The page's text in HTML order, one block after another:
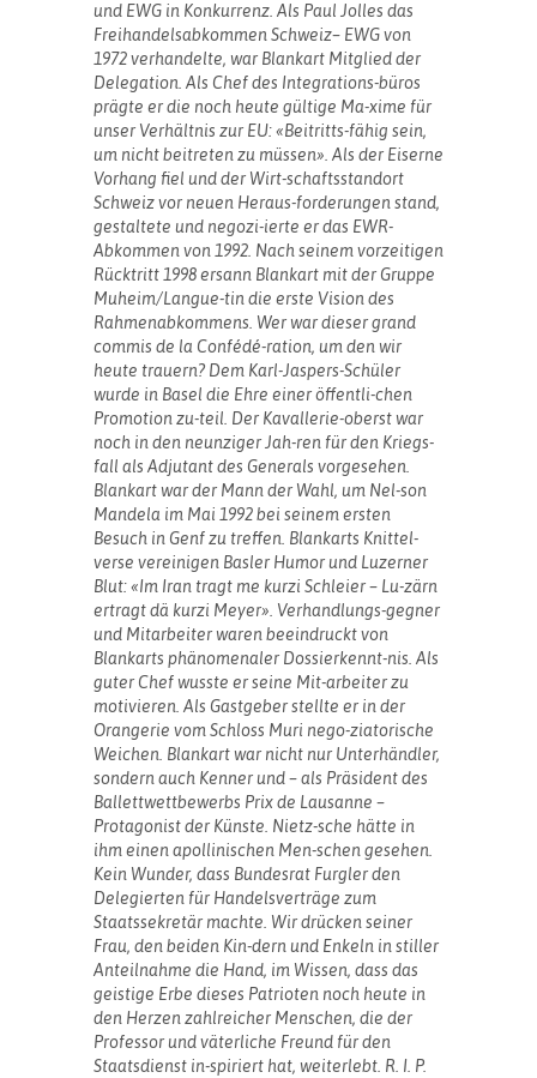
und EWG in Konkurrenz. Als Paul Jolles das
Freihandelsabkommen Schweiz– EWG von
1972 verhandelte, war Blankart Mitglied der
Delegation. Als Chef des Integrations-büros
prägte er die noch heute gültige Ma-xime für
unser Verhältnis zur EU: «Beitritts-fähig sein,
um nicht beitreten zu müssen». Als der Eiserne
Vorhang fiel und der Wirt-schaftsstandort
Schweiz vor neuen Heraus-forderungen stand,
gestaltete und negozi-ierte er das EWR-
Abkommen von 1992. Nach seinem vorzeitigen
Rücktritt 1998 ersann Blankart mit der Gruppe
Muheim/Langue-tin die erste Vision des
Rahmenabkommens. Wer war dieser grand
commis de la Confédé-ration, um den wir
heute trauern? Dem Karl-Jaspers-Schüler
wurde in Basel die Ehre einer öffentli-chen
Promotion zu-teil. Der Kavallerie-oberst war
noch in den neunziger Jah-ren für den Kriegs-
fall als Adjutant des Generals vorgesehen.
Blankart war der Mann der Wahl, um Nel-son
Mandela im Mai 1992 bei seinem ersten
Besuch in Genf zu treffen. Blankarts Knittel-
verse vereinigen Basler Humor und Luzerner
Blut: «Im Iran tragt me kurzi Schleier – Lu-zärn
ertragt dä kurzi Meyer». Verhandlungs-gegner
und Mitarbeiter waren beeindruckt von
Blankarts phänomenaler Dossierkennt-nis. Als
guter Chef wusste er seine Mit-arbeiter zu
motivieren. Als Gastgeber stellte er in der
Orangerie vom Schloss Muri nego-ziatorische
Weichen. Blankart war nicht nur Unterhändler,
sondern auch Kenner und – als Präsident des
Ballettwettbewerbs Prix de Lausanne –
Protagonist der Künste. Nietz-sche hätte in
ihm einen apollinischen Men-schen gesehen.
Kein Wunder, dass Bundesrat Furgler den
Delegierten für Handelsverträge zum
Staatssekretär machte. Wir drücken seiner
Frau, den beiden Kin-dern und Enkeln in stiller
Anteilnahme die Hand, im Wissen, dass das
geistige Erbe dieses Patrioten noch heute in
den Herzen zahlreicher Menschen, die der
Professor und väterliche Freund für den
Staatsdienst in-spiriert hat, weiterlebt. R. I. P.